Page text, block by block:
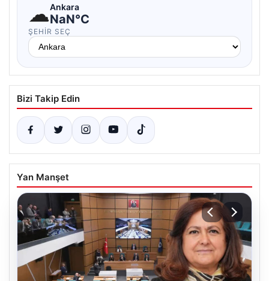
☁Ankara
NaN°C
ŞEHIR SEÇ
Bizi Takip Edin
Yan Manşet